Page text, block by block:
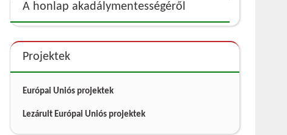
A honlap akadálymentességéről
Projektek
Európai Uniós projektek
Lezárult Európai Uniós projektek